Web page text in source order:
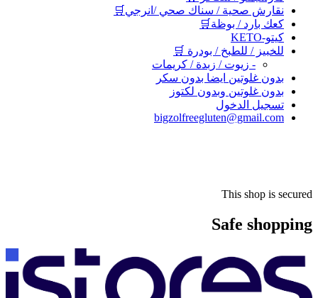
نقارش صحية / سناك صحي /انرجي🛒
كعك بارد / بوظة🛒
كيتو-KETO
للخبيز / للطبخ / بودرة 🛒
- زيوت / زبدة / كريمات
بدون غلوتين ايضا بدون سكر
بدون غلوتين وبدون لكتوز
تسجيل الدخول
bigzolfreegluten@gmail.com
This shop is secured
Safe shopping